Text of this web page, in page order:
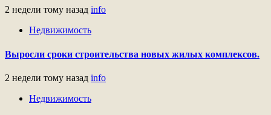
2 недели тому назад info
Недвижимость
Выросли сроки строительства новых жилых комплексов.
2 недели тому назад info
Недвижимость